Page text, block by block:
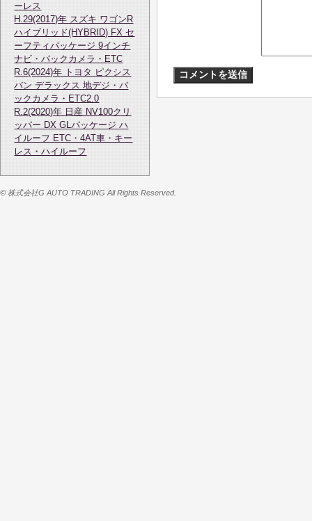
ーレス
H.29(2017)年 スズキ ワゴンR
ハイブリッド(HYBRID) FX セ
ーフティパッケージ 9インチ
ナビ・バックカメラ・ETC
R.6(2024)年 トヨタ ピクシス
バン デラックス 地デジ・バ
ックカメラ・ETC2.0
R.2(2020)年 日産 NV100クリ
ッパー DX GLパッケージ ハ
イルーフ ETC・4AT車・キー
レス・ハイルーフ
© 株式会社G AUTO TRADING All Rights Reserved.